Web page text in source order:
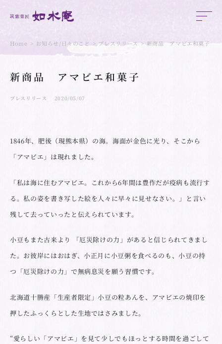
Home お知らせ/日々のこと プレスリリース 新商品 アマビエ和菓子
新商品 アマビエ和菓子
プレスリリース 2020/05/07
1846年、肥後（現熊本県）の海。海面が金色に光り、そこから
「アマビエ」は現れました。
「私は海に住むアマビエ。これから6年間は豊作だが疫病も流行す
る。私の姿を書き写した絵を人々に早々に見せなさい。」と言い
残して去っていったと伝えられています。
小豆もまた古来より 「厄災除けの力」があると信じられてきまし
た。お彼岸にはおはぎ、小正月に小豆粥を食べるのも、小豆の持
つ「厄災除けの力」で無病息災を願う習慣です。
北海道十勝産「生産者限定」小豆の粒あんを、アマビエの焼印を
押したふっくらとした生地ではさみました。
“愛らしい「アマビエ」を見て少しでもほっとする時間を過ごして